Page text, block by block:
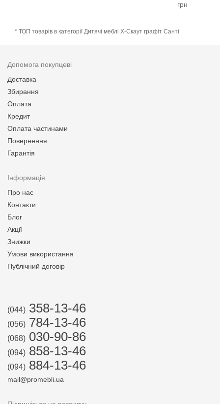
грн
* ТОП товарів в категорії Дитячі меблі X-Скаут графіт Санті
Допомога покупцеві
Доставка
Збирання
Оплата
Кредит
Оплата частинами
Повернення
Гарантія
Інформація
Про нас
Контакти
Блог
Акції
Знижки
Умови використання
Публічний договір
(044) 358-13-46
(056) 784-13-46
(068) 030-90-86
(094) 858-13-46
(094) 884-13-46
mail@promebli.ua